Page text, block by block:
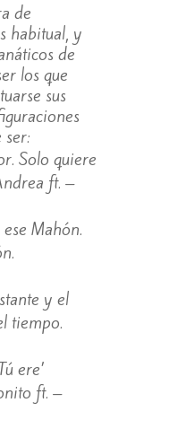
de
habitual, y
de
los que
sus
Solo quiere
ft. –
Mahón.
y el
tiempo.
ere’
ft. –